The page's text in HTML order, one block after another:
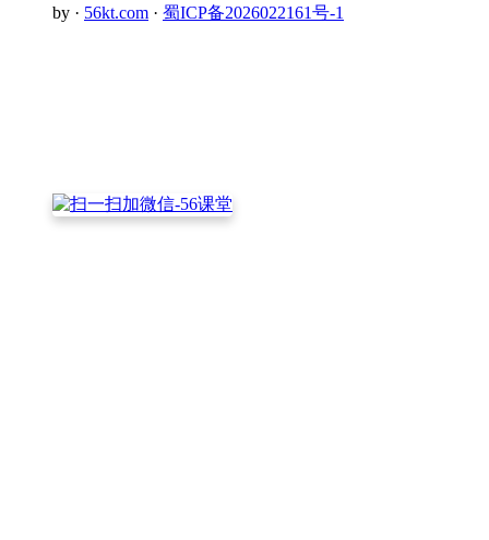
by · 56kt.com · 蜀ICP备2026022161号-1